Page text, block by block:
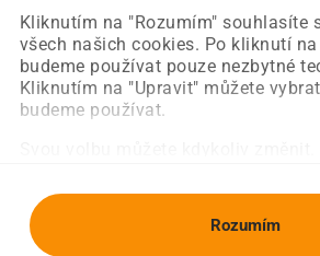
Kliknutím na "Rozumím" souhlasíte
všech našich cookies. Po kliknutí
budeme používat pouze nezbytné
Kliknutím na "Upravit" můžete
budeme používat.
Rozumím
Obnovit stránku